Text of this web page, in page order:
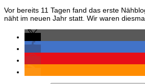
Vor bereits 11 Tagen fand das erste
näht im neuen Jahr statt. Wir waren